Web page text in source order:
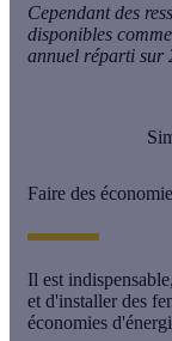
Cependant des
disponibles
annuel réparti sur
Faire des
Il est
et d'installer des
économies